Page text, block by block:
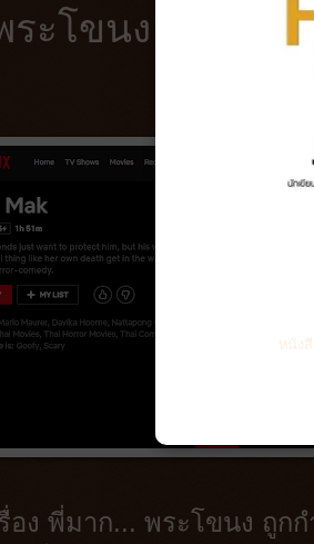
ระโขนง ตีแผ่คว
อง พี่มาก... พระโขนง ถูก
หนัง